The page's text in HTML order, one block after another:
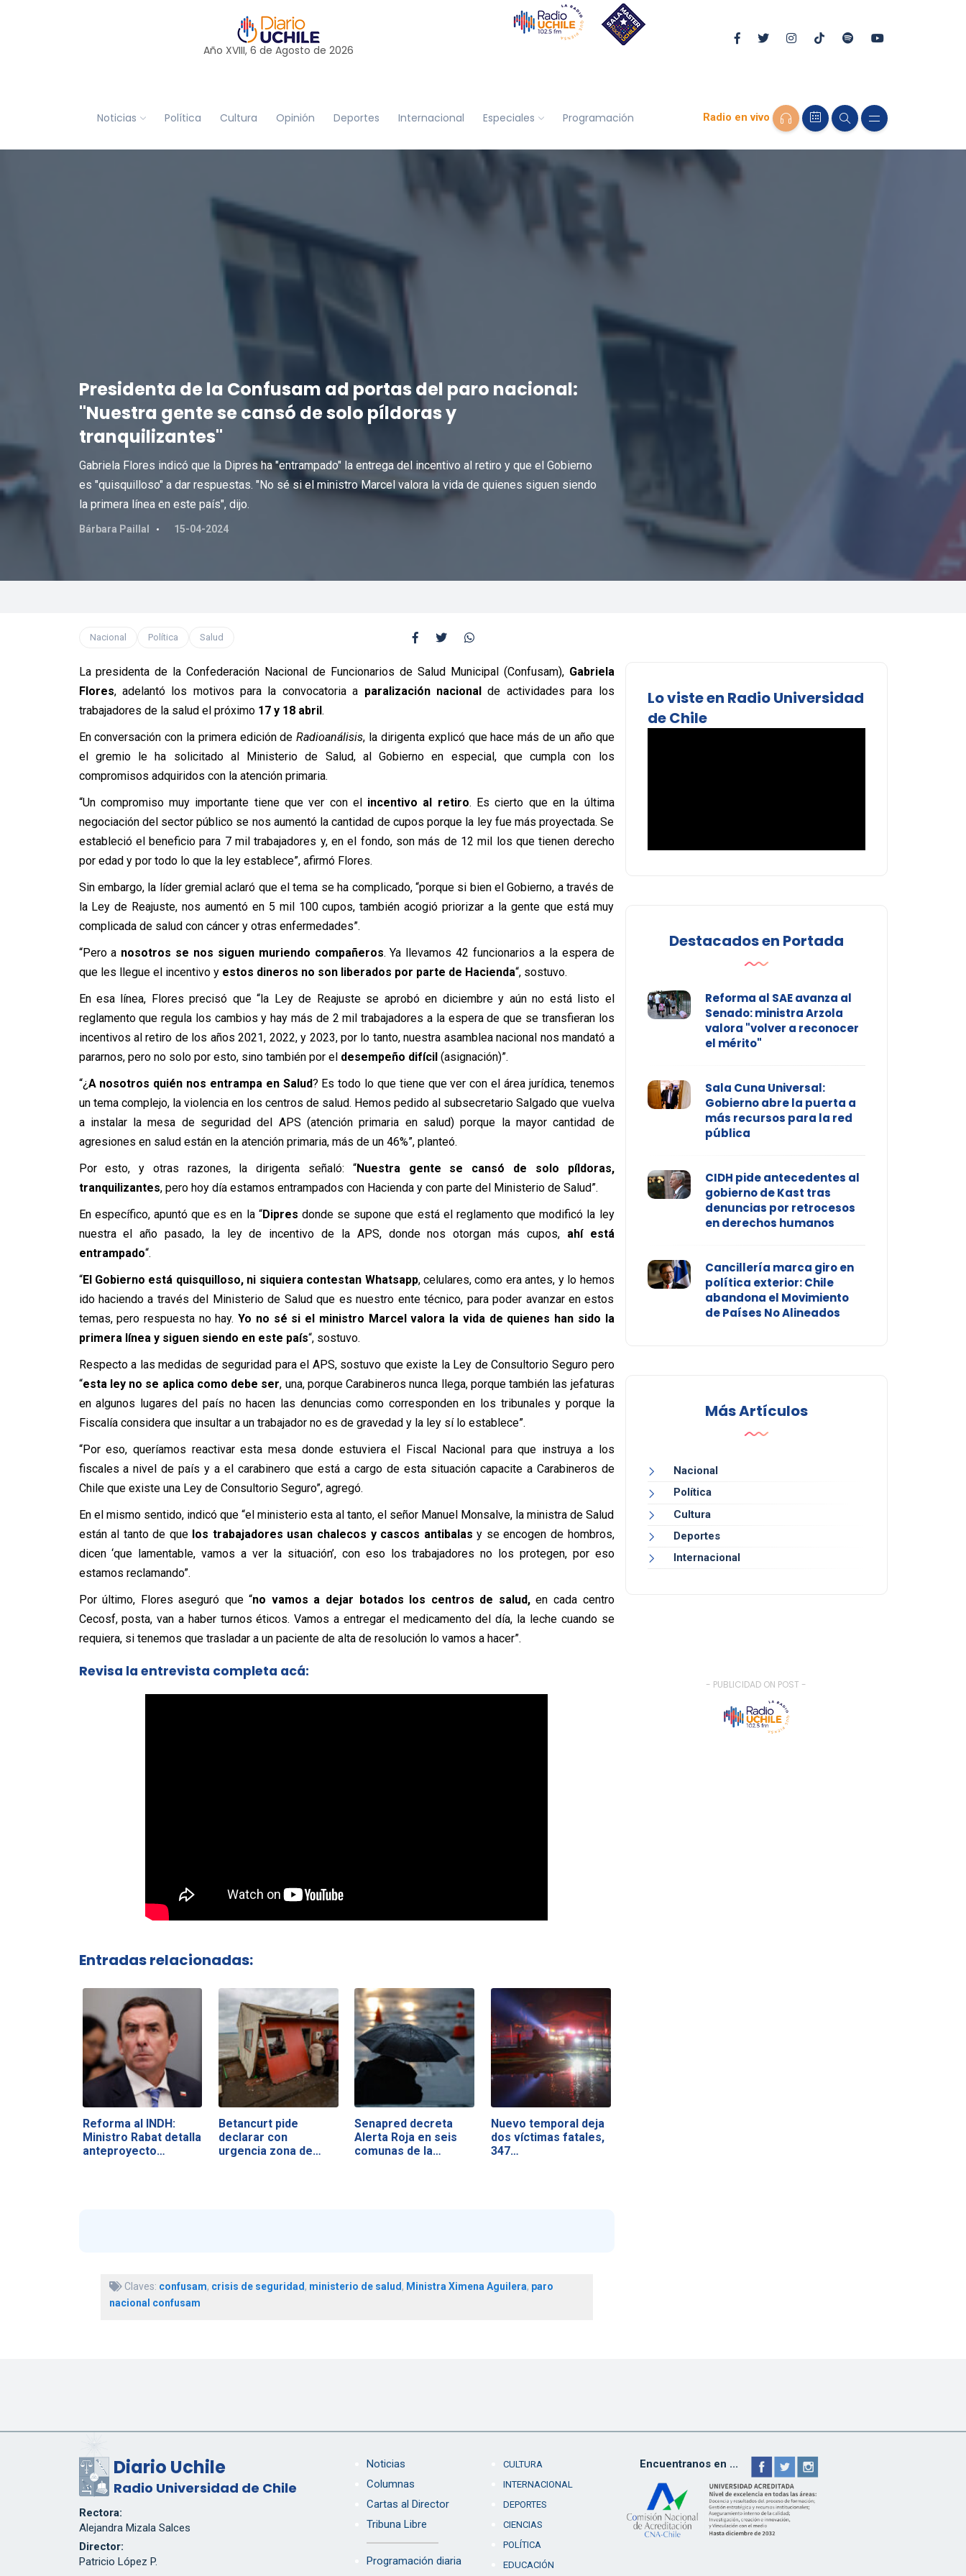
Año XVIII, 6 de Agosto de 2026
Noticias Política Cultura Opinión Deportes Internacional Especiales Programación Radio en vivo
Presidenta de la Confusam ad portas del paro nacional:
"Nuestra gente se cansó de solo píldoras y
tranquilizantes"
Gabriela Flores indicó que la Dipres ha "entrampado" la entrega del incentivo al retiro y que el Gobierno
es "quisquilloso" a dar respuestas. "No sé si el ministro Marcel valora la vida de quienes siguen siendo
la primera línea en este país", dijo.
Bárbara Paillal 15-04-2024
Nacional Política Salud
La presidenta de la Confederación Nacional de Funcionarios de Salud Municipal (Confusam), Gabriela
Flores, adelantó los motivos para la convocatoria a paralización nacionalde actividades para los
trabajadores de la salud el próximo 17 y 18 abril.
En conversación con la primera edición deRadioanálisis, la dirigenta explicó que hace más de un año que
el gremio le ha solicitado al Ministerio de Salud, al Gobierno en especial, que cumpla con los
compromisos adquiridos con la atención primaria.
“Un compromiso muy importante tiene que ver con el incentivo al retiro. Es cierto que en la última
negociación del sector público se nos aumentó la cantidad de cupos porque la ley fue más proyectada. Se
estableció el beneficio para 7 mil trabajadores y, en el fondo, son más de 12 mil los que tienen derecho
por edad y por todo lo que la ley establece”, afirmó Flores.
Sin embargo, la líder gremial aclaró que el tema se ha complicado, “porque si bien el Gobierno, a través de
la Ley de Reajuste, nos aumentó en 5 mil 100 cupos, también acogió priorizar a la gente que está muy
complicada de salud con cáncer y otras enfermedades”.
“Pero a nosotros se nos siguen muriendo compañeros. Ya llevamos 42 funcionarios a la espera de
que les llegue el incentivo y estos dineros no son liberados por parte de Hacienda“, sostuvo.
En esa línea, Flores precisó que “la Ley de Reajuste se aprobó en diciembre y aún no está listo el
reglamento que regula los cambios y hay más de 2 mil trabajadores a la espera de que se transfieran los
incentivos al retiro de los años 2021, 2022, y 2023, por lo tanto, nuestra asamblea nacional nos mandató a
pararnos, pero no solo por esto, sino también por el desempeño difícil(asignación)”.
“¿A nosotros quién nos entrampa en Salud? Es todo lo que tiene que ver con el área jurídica, tenemos
un tema complejo, la violencia en los centros de salud. Hemos pedido al subsecretario Salgado que vuelva
a instalar la mesa de seguridad del APS (atención primaria en salud) porque la mayor cantidad de
agresiones en salud están en la atención primaria, más de un 46%”, planteó.
Por esto, y otras razones, la dirigenta señaló: “Nuestra gente se cansó de solo píldoras,
tranquilizantes, pero hoy día estamos entrampados con Hacienda y con parte del Ministerio de Salud”.
En específico, apuntó que es en la “Dipres donde se supone que está el reglamento que modificó la ley
nuestra el año pasado, la ley de incentivo de la APS, donde nos otorgan más cupos, ahí está
entrampado“.
“El Gobierno está quisquilloso, ni siquiera contestan Whatsapp, celulares, como era antes, y lo hemos
ido haciendo a través del Ministerio de Salud que es nuestro ente técnico, para poder avanzar en estos
temas, pero respuesta no hay.Yo no sé si el ministro Marcel valora la vida de quienes han sido la
primera línea y siguen siendo en este país“, sostuvo.
Respecto a las medidas de seguridad para el APS, sostuvo que existe la Ley de Consultorio Seguro pero
“esta ley no se aplica como debe ser, una, porque Carabineros nunca llega, porque también las jefaturas
en algunos lugares del país no hacen las denuncias como corresponden en los tribunales y porque la
Fiscalía considera que insultar a un trabajador no es de gravedad y la ley sí lo establece”.
“Por eso, queríamos reactivar esta mesa donde estuviera el Fiscal Nacional para que instruya a los
fiscales a nivel de país y a el carabinero que está a cargo de esta situación capacite a Carabineros de
Chile que existe una Ley de Consultorio Seguro”, agregó.
En el mismo sentido, indicó que “el ministerio esta al tanto, el señor Manuel Monsalve, la ministra de Salud
están al tanto de que los trabajadores usan chalecos y cascos antibalas y se encogen de hombros,
dicen ‘que lamentable, vamos a ver la situación’, con eso los trabajadores no los protegen, por eso
estamos reclamando”.
Por último, Flores aseguró que “no vamos a dejar botados los centros de salud,en cada centro
Cecosf, posta, van a haber turnos éticos. Vamos a entregar el medicamento del día, la leche cuando se
requiera, si tenemos que trasladar a un paciente de alta de resolución lo vamos a hacer”.
Revisa la entrevista completa acá:
Entradas relacionadas:
Reforma al INDH:
Ministro Rabat detalla
anteproyecto…
Betancurt pide
declarar con
urgencia zona de…
Senapred decreta
Alerta Roja en seis
comunas de la…
Nuevo temporal deja
dos víctimas fatales,
347…
Claves: confusam, crisis de seguridad, ministerio de salud, Ministra Ximena Aguilera, paro
nacional confusam
Lo viste en Radio Universidad
de Chile
Destacados en Portada
Reforma al SAE avanza al
Senado: ministra Arzola
valora "volver a reconocer
el mérito"
Sala Cuna Universal:
Gobierno abre la puerta a
más recursos para la red
pública
CIDH pide antecedentes al
gobierno de Kast tras
denuncias por retrocesos
en derechos humanos
Cancillería marca giro en
política exterior: Chile
abandona el Movimiento
de Países No Alineados
Más Artículos
Nacional
Política
Cultura
Deportes
Internacional
- PUBLICIDAD ON POST -
Diario Uchile
Radio Universidad de Chile
Rectora:
Alejandra Mizala Salces
Director:
Patricio López P.
Noticias
Columnas
Cartas al Director
Tribuna Libre
Programación diaria
CULTURA
INTERNACIONAL
DEPORTES
CIENCIAS
POLÍTICA
EDUCACIÓN
Encuentranos en ...